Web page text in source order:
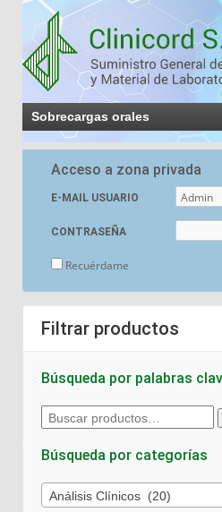
Sobrecargas orales
Acceso a zona privada
E-MAIL USUARIO
CONTRASEÑA
Recuérdame
Filtrar productos
Búsqueda por palabras
Buscar
por:
Búsqueda por categorías
Análisis Clínicos (20)